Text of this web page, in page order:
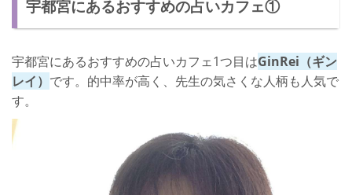
さいごに
宇都宮にあるおすすめの占いカフェ①
宇都宮にあるおすすめの占いカフェ1つ目はGinRei（ギン
レイ） です。的中率が高く、先生の気さくな人柄も人気で
す。